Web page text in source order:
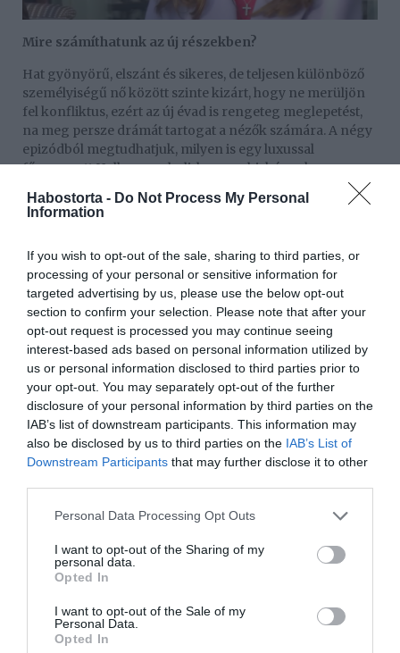
Habostorta - Do Not Process My Personal
Information
If you wish to opt-out of the sale, sharing to third parties, or
processing of your personal or sensitive information for
targeted advertising by us, please use the below opt-out
section to confirm your selection. Please note that after your
opt-out request is processed you may continue seeing
interest-based ads based on personal information utilized by
us or personal information disclosed to third parties prior to
your opt-out. You may separately opt-out of the further
disclosure of your personal information by third parties on the
IAB’s list of downstream participants. This information may
also be disclosed by us to third parties on the IAB’s List of
Downstream Participants that may further disclose it to other
Please note that this website/app uses one or more Google
not limited to your visit or usage behaviour. You may click to
grant or deny consent to Google and its third-party tags to
use your data for below specified purposes in below Google
consent section.
Personal Data Processing Opt Outs
I want to opt-out of the Sharing of my
personal data.
Opted In
I want to opt-out of the Sale of my
Personal Data.
Opted In
Mire számíthatunk az új részekben?
Hat gyönyörű, elszánt és sikeres, de teljesen különböző
személyiségű nő között szinte kizárt, hogy ne merüljön
fel konfliktus, ezért az új évad is rengeteg meglepetést,
na meg persze drámát tartogat a nézők számára. A négy
epizódból megtudhatjuk, milyen is egy luxussal
fűszerezett Halloween-buli, hogyan birkóznak meg a
szüreteléssel a hölgyek a fényűző Andrássy Rezidencián
eltöltött napok alatt, milyen szemet gyönyörködtető
ünepekre egy igazi luxusfeleség.
És, ha mindez nem lenne elég, az egyes helyszínek
különböző kihívásokat is tartogatnak a feleségeknek,
akiknél – mint tudjuk – a versenyszellem és győzni
akarás mindig összetűzésekhez vezet.